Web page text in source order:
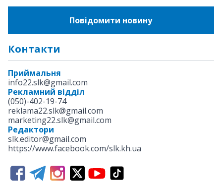
Повідомити новину
Контакти
Приймальня
info22.slk@gmail.com
Рекламний відділ
(050)-402-19-74
reklama22.slk@gmail.com
marketing22.slk@gmail.com
Редактори
slk.editor@gmail.com
https://www.facebook.com/slk.kh.ua